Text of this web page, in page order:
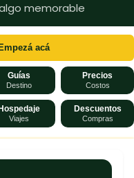
memorable
acá
Guías
Destino
Precios
Costos
Hospedaje
Viajes
Descuentos
Compras